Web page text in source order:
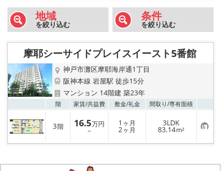
路線·駅から探す
地域から探す
地図から探す
店舗情報·アクセス
会社概要
メールでお問い合わせ
地域
を絞り込む
条件
を絞り込む
摩耶シーサイドプレイスイースト5番館
神戸市灘区摩耶海岸通1丁目
阪神本線 岩屋駅 徒歩15分
マンション 14階建 築23年
階 家賃/共益費 敷金/礼金 間取り/専有面積
3階 16.5万円
－
1 ヶ月
2ヶ月
3LDK
83.14m² お
気
に
登